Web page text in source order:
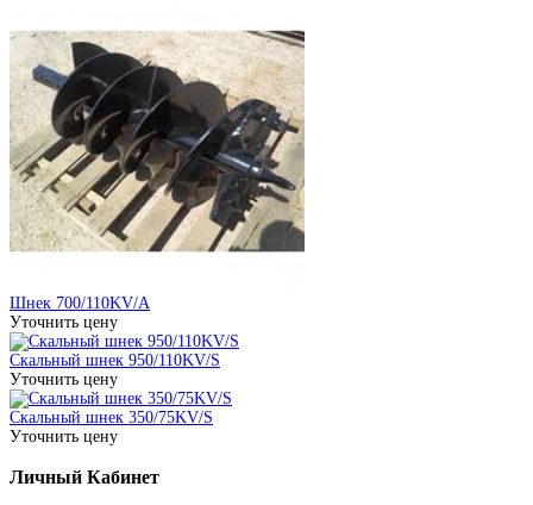
Шнек 700/110KV/A
Уточнить цену
Скальный шнек 950/110KV/S
Уточнить цену
Скальный шнек 350/75KV/S
Уточнить цену
Личный Кабинет